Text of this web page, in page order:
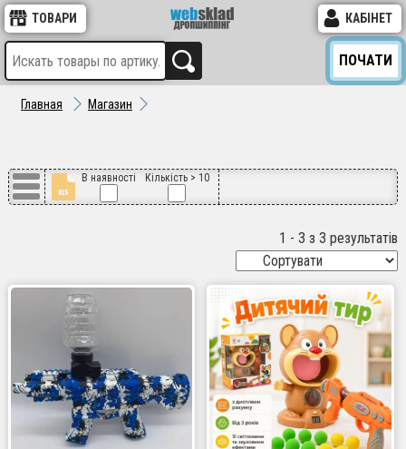
ТОВАРИ КАБІНЕТ
ПОЧАТИ
Главная Магазин
В наявності Кількість > 10
1 - 3 з 3 результатів